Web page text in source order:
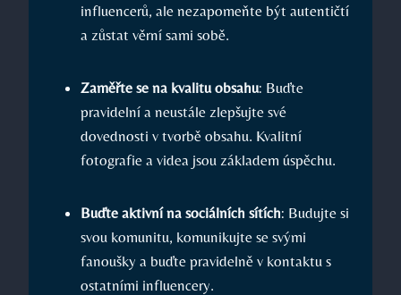
influencerů, ale nezapomeňte být autentičtí
a zůstat věrní sami sobě.
Zaměřte se na kvalitu obsahu: Buďte
pravidelní a neustále zlepšujte své
dovednosti v tvorbě obsahu. Kvalitní
fotografie a videa jsou základem úspěchu.
Buďte aktivní na sociálních sítích: Budujte si
svou komunitu, komunikujte se svými
fanoušky a buďte pravidelně v kontaktu s
ostatními influencery.